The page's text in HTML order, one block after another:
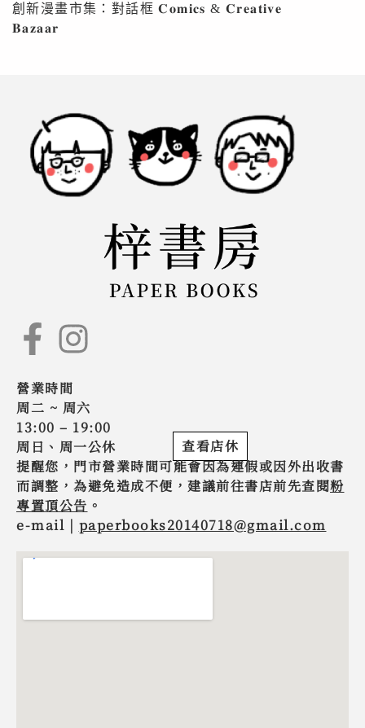
創新漫畫市集：對話框 𝐂𝐨𝐦𝐢𝐜𝐬 & 𝐂𝐫𝐞𝐚𝐭𝐢𝐯𝐞
𝐁𝐚𝐳𝐚𝐚𝐫
營業時間
周二 ~ 周六
13:00 – 19:00
周日、周一公休
查看店休
提醒您，門市營業時間可能會因為連假或因外出收書
而調整，為避免造成不便，建議前往書店前先查閱粉
專置頂公告 。
e-mail | paperbooks20140718@gmail.com